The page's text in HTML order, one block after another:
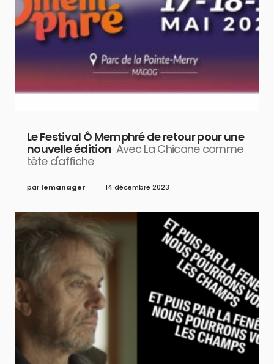
Le Festival Ô Memphré de retour pour une
nouvelle édition Avec La Chicane comme
tête d'affiche
par lemanager 14 décembre 2023